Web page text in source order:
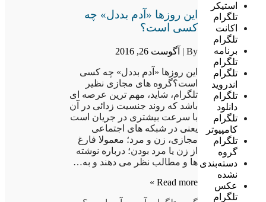
استیکر
تلگرام
اکانت
تلگرام
برنامه
تلگرام
تلگرام
اندروید
تلگرام
دانلود
تلگرام
کامپیوتر
تلگرام
گروه
دسته‌بندی
نشده
عکس
تلگرام
این روزها «آدم بددل» چه
کسی است؟
By | آگوست 26, 2016
این روزها «آدم بددل» چه کسی
است؟گروه های مجازی نظیر
تلگرام، شاید، مهم ترین عرصه ای
باشد که روند جنسیت زدائی در آن
با سرعت بیشتری در جریان است
یعنی در شبکه های اجتماعی
مجازی، زن و مرد؛ معمولا فارغ
از زن یا مرد بودن؛ درباره نوشته
ها و مطالب نظر می دهند و به…
Read more »